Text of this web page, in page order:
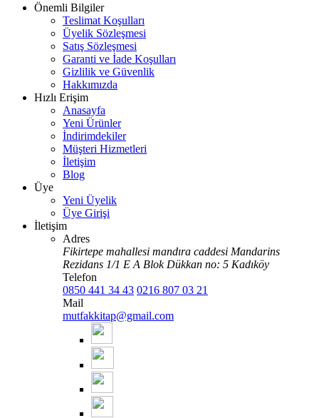
Önemli Bilgiler
Teslimat Koşulları
Üyelik Sözleşmesi
Satış Sözleşmesi
Garanti ve İade Koşulları
Gizlilik ve Güvenlik
Hakkımızda
Hızlı Erişim
Anasayfa
Yeni Ürünler
İndirimdekiler
Müşteri Hizmetleri
İletişim
Blog
Üye
Yeni Üyelik
Üye Girişi
İletişim
Adres
Fikirtepe mahallesi mandıra caddesi Mandarins
Rezidans 1/1 E A Blok Dükkan no: 5 Kadıköy
Telefon
0850 441 34 43 0216 807 03 21
Mail
mutfakkitap@gmail.com